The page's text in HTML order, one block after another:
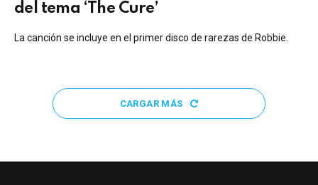
del tema ‘The Cure’
La canción se incluye en el primer disco de rarezas de Robbie.
CARGAR MÁS